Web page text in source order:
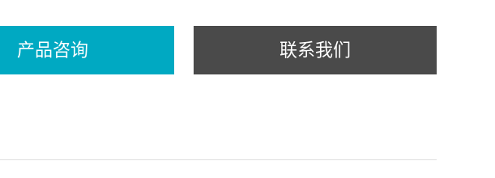
产品咨询 联系我们